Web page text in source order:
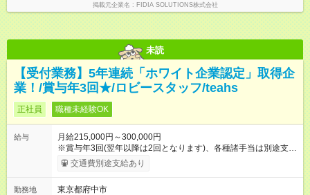
掲載元企業名 FIDIA SOLUTIONS株式会社
未読
【受付業務】5年連続「ホワイト企業認定」取得企
業！/賞与年3回★/ロビースタッフ/teahs
正社員 職種未経験OK
給与
月給215,000円～300,000円
※賞与年3回(翌年以降は2回となります)、各種諸手当は別途支
給！ ※能力・スキルを考慮し、ご相談の上で決定します。 【試
用期間】試用期間なし
交通費別途支給あり
勤務地
東京都府中市